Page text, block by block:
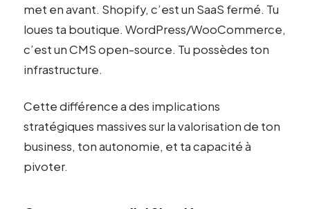
met en avant. Shopify, c’est un SaaS fermé. Tu
loues ta boutique. WordPress/WooCommerce,
c’est un CMS open-source. Tu possèdes ton
infrastructure.
Cette différence a des implications
stratégiques massives sur la valorisation de ton
business, ton autonomie, et ta capacité à
pivoter.